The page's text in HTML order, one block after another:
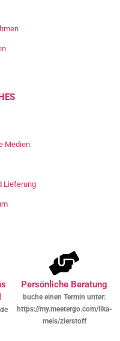
Medien
Lieferung
Persönliche Beratung
buche einen Termin unter:
https://my.meetergo.com/ilka-
meis/zierstoff